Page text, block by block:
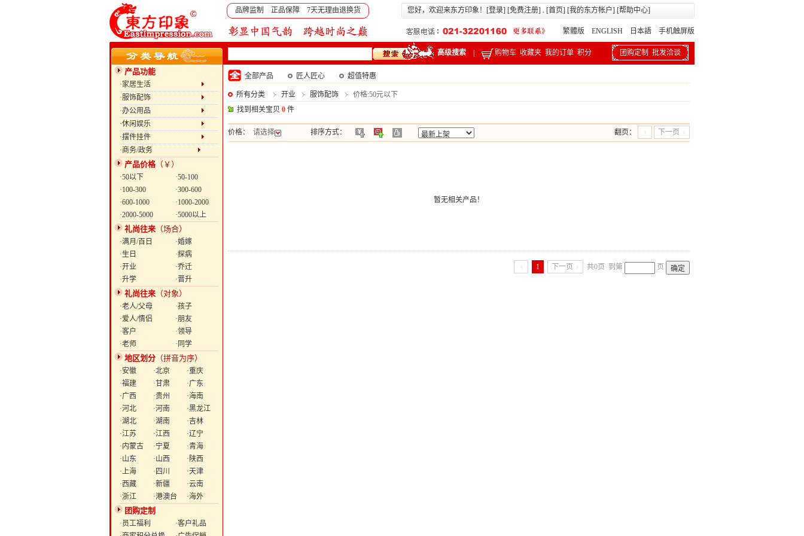
品牌监制 正品保障 7天无理由退换货 您好，欢迎来东方印象！[登录] [免费注册] . [首页] [我的东方帐户] [帮助中心]
繁體版 ENGLISH 日本語 手机触屏版
高级搜索 购物车 收藏夹 我的订单 积分 团购定制 批发洽谈
产品功能
·家居生活
·服饰配饰
·办公用品
·休闲娱乐
·摆件挂件
·商务/政务
产品价格（￥）
·50以下
·50-100
·100-300
·300-600
·600-1000
·1000-2000
·2000-5000
·5000以上
礼尚往来 （场合）
·满月/百日
·婚嫁
·生日
·探病
·开业
·乔迁
·升学
·晋升
礼尚往来 （对象）
·老人/父母
·孩子
·爱人/情侣
·朋友
·客户
·领导
·老师
·同学
地区划分 （拼音为序）
·安徽 ·北京
·重庆
·福建
·甘肃
·广东
·广西
·贵州
·海南
·河北
·河南
·黑龙江
·湖北
·湖南
·吉林
·江苏
·江西
·辽宁
·内蒙古
·宁夏
·青海
·山东
·山西
·陕西
·上海
·四川
·天津
·西藏
·新疆
·云南
·浙江
·港澳台 ·海外
团购定制
·员工福利
·客户礼品
全部产品 匠人匠心 超值特惠
所有分类 开业 服饰配饰
价格:50元以下
找到相关宝贝 0 件
价格： 请选择 排序方式： 翻页： 下一页
暂无相关产品！
1 下一页 共0页 到第 页